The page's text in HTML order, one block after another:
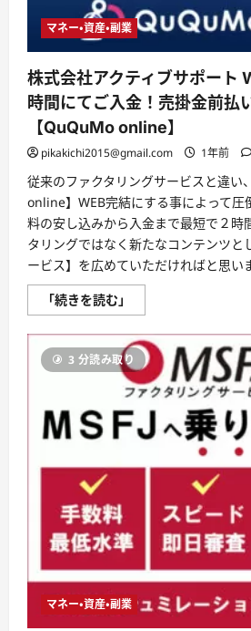
取！
低
手
数
料！
西
日
本
エ
リ
に
化、
全
国
対
応
【フ
ァ
ク
タ
福
岡
】
に
つ
い
て
さ
ら
マネー・資産・副業
株式会社アクティブサポート
時間にてご入金！売掛金前払
【QuQuMo online】
pikakichi2015@gmail.com 1年前
従来のファクタリングサービスと違い
online】WEB完結にする事によって圧
料の安し込みから入金まで最短で２時
タリングではなく新たなコンテンツと
ービス】を広めていただければと思い
「続きを読む」
式
社
ア
ク
テ
ィ
ブ
サ
ポ
ー
WEB
２
時
間
に
て
ご
入
金！
3 分読み取り
マネー・資産・副業